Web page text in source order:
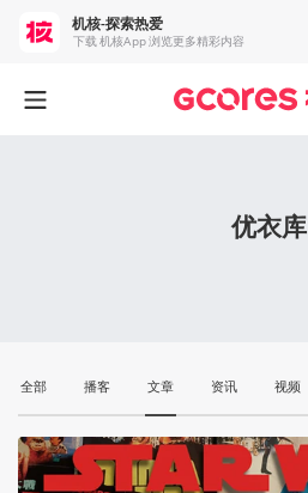
优衣库
全部 播客 文章 资讯 视频
机核-探索热爱
下载 机核App 浏览更多精彩内容